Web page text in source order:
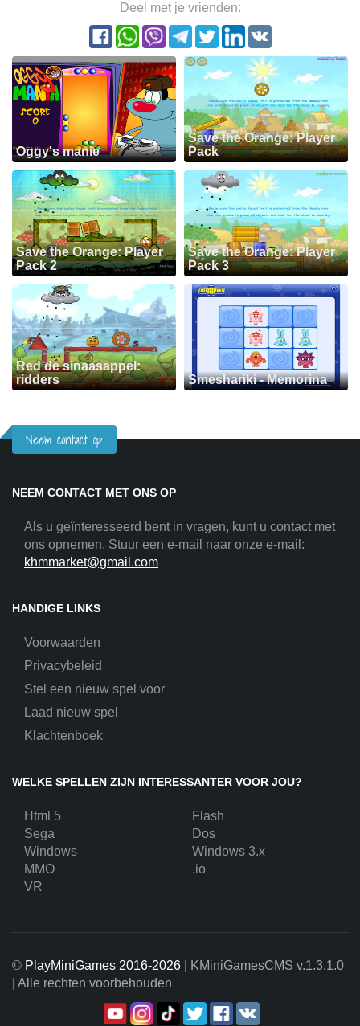
Deel met je vrienden:
Oggy's manie
Save the Orange: Player
Pack
Save the Orange: Player
Pack 2
Save the Orange: Player
Pack 3
Red de sinaasappel:
ridders
Smeshariki - Memorina
Neem contact op
NEEM CONTACT MET ONS OP
Als u geïnteresseerd bent in vragen, kunt u contact met
ons opnemen. Stuur een e-mail naar onze e-mail:
khmmarket@gmail.com
HANDIGE LINKS
Voorwaarden
Privacybeleid
Stel een nieuw spel voor
Laad nieuw spel
Klachtenboek
WELKE SPELLEN ZIJN INTERESSANTER VOOR JOU?
Html 5
Flash
Sega
Dos
Windows
Windows 3.x
MMO
.io
VR
© PlayMiniGames 2016-2026 | KMiniGamesCMS v.1.3.1.0
| Alle rechten voorbehouden